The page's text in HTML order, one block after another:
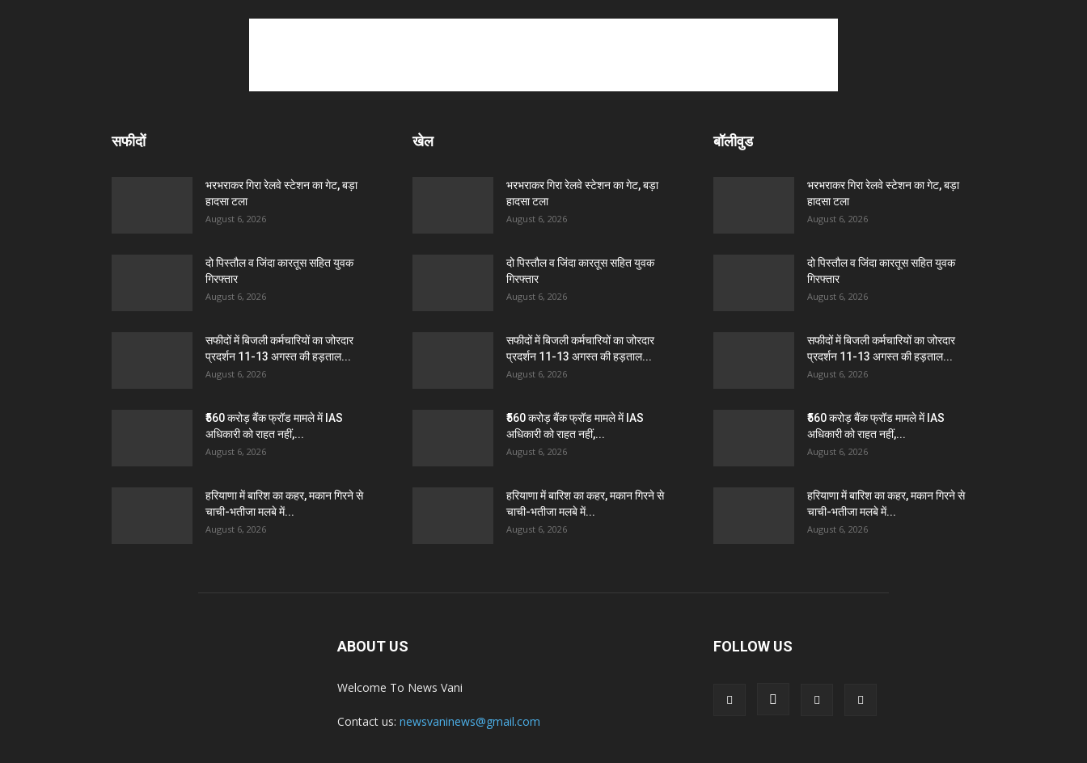
सफीदों
भरभराकर गिरा रेलवे स्टेशन का गेट, बड़ा
हादसा टला
August 6, 2026
दो पिस्तौल व जिंदा कारतूस सहित युवक
गिरफ्तार
August 6, 2026
सफीदों में बिजली कर्मचारियों का जोरदार
प्रदर्शन 11-13 अगस्त की हड़ताल...
August 6, 2026
₹560 करोड़ बैंक फ्रॉड मामले में IAS
अधिकारी को राहत नहीं,...
August 6, 2026
हरियाणा में बारिश का कहर, मकान गिरने से
चाची-भतीजा मलबे में...
August 6, 2026
खेल
भरभराकर गिरा रेलवे स्टेशन का गेट, बड़ा
हादसा टला
August 6, 2026
दो पिस्तौल व जिंदा कारतूस सहित युवक
गिरफ्तार
August 6, 2026
सफीदों में बिजली कर्मचारियों का जोरदार
प्रदर्शन 11-13 अगस्त की हड़ताल...
August 6, 2026
₹560 करोड़ बैंक फ्रॉड मामले में IAS
अधिकारी को राहत नहीं,...
August 6, 2026
हरियाणा में बारिश का कहर, मकान गिरने से
चाची-भतीजा मलबे में...
August 6, 2026
बॉलीवुड
भरभराकर गिरा रेलवे स्टेशन का गेट, बड़ा
हादसा टला
August 6, 2026
दो पिस्तौल व जिंदा कारतूस सहित युवक
गिरफ्तार
August 6, 2026
सफीदों में बिजली कर्मचारियों का जोरदार
प्रदर्शन 11-13 अगस्त की हड़ताल...
August 6, 2026
₹560 करोड़ बैंक फ्रॉड मामले में IAS
अधिकारी को राहत नहीं,...
August 6, 2026
हरियाणा में बारिश का कहर, मकान गिरने से
चाची-भतीजा मलबे में...
August 6, 2026
ABOUT US
Welcome To News Vani
Contact us: newsvaninews@gmail.com
FOLLOW US